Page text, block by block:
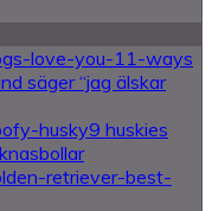
säger “jag älskar
9 huskies